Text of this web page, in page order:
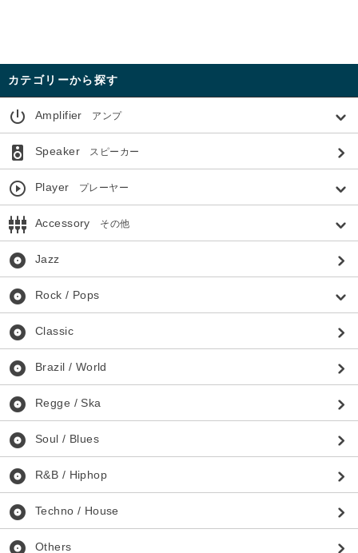
カテゴリーから探す
power_settings_new Amplifier アンプ
speaker Speakerスピーカー
play_circle_outline Player プレーヤー
settings_input_component Accessory その他
album Jazz
album Rock / Pops
album Classic
album Brazil / World
album Regge / Ska
album Soul / Blues
album R&B / Hiphop
album Techno / House
album Others